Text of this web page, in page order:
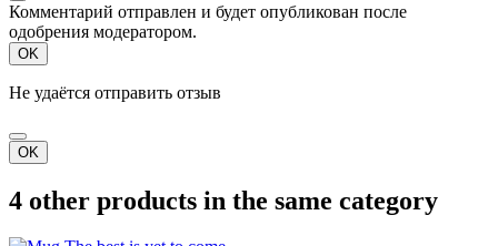
Комментарий отправлен и будет опубликован после
одобрения модератором.
OK
Не удаётся отправить отзыв
OK
4 other products in the same category